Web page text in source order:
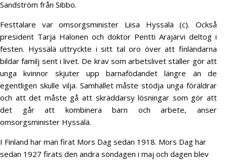
Sandström från Sibbo.
Festtalare var omsorgsminister Liisa Hyssälä (c). Också
president Tarja Halonen och doktor Pentti Arajärvi deltog i
festen. Hyssälä uttryckte i sitt tal oro över att finländarna
bildar familj sent i livet. De krav som arbetslivet ställer gör att
unga kvinnor skjuter upp barnafödandet längre än de
egentligen skulle vilja. Samhället måste stödja unga föräldrar
och att det måste gå att skräddarsy lösningar som gör att
det går att kombinera barn och arbete, anser
omsorgsminister Hyssälä.
I Finland har man firat Mors Dag sedan 1918. Mors Dag har
sedan 1927 firats den andra söndagen i maj och dagen blev